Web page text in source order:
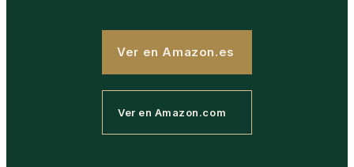
Ver en Amazon.es
Ver en Amazon.com